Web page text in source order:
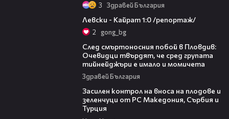
3 Здравей България
Левски - Кайрат 1:0 /репортаж/
2 gong_bg
След смъртоносния побой в Пловдив:
Очевидци твърдят, че сред групата
тийнейджъри е имало и момичета
Здравей България
Засилен контрол на вноса на плодове и
зеленчуци от РС Македония, Сърбия и
Турция